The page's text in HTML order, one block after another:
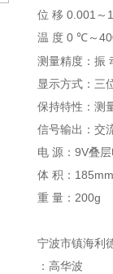
位 移 0.001 ～
温 度 0 ℃ ～
测量精度：振
显示方式：三
保持特性：测
信号输出：交
电 源： 9V叠
体 积：
重 量： 200g
宁波市镇海利
：高华波